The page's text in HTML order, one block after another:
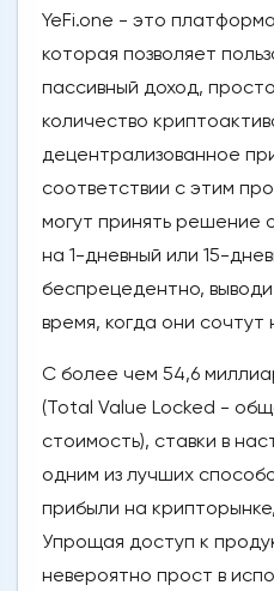
YeFi.one - это
которая позволяет
пассивный доход,
количество
децентрализованное
соответствии с этим
могут принять решение
на 1-дневный или 15-
беспрецедентно,
время, когда они сочтут
С более чем 54,6
(Total Value Locked -
стоимость), ставки в
одним из лучших
прибыли на
Упрощая доступ к
невероятно прост в